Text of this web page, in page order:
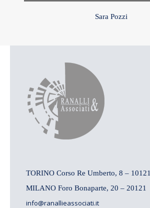
Sara Pozzi
TORINO Corso Re Umberto, 8 – 10121
MILANO Foro Bonaparte, 20 – 20121
info@ranallieassociati.it